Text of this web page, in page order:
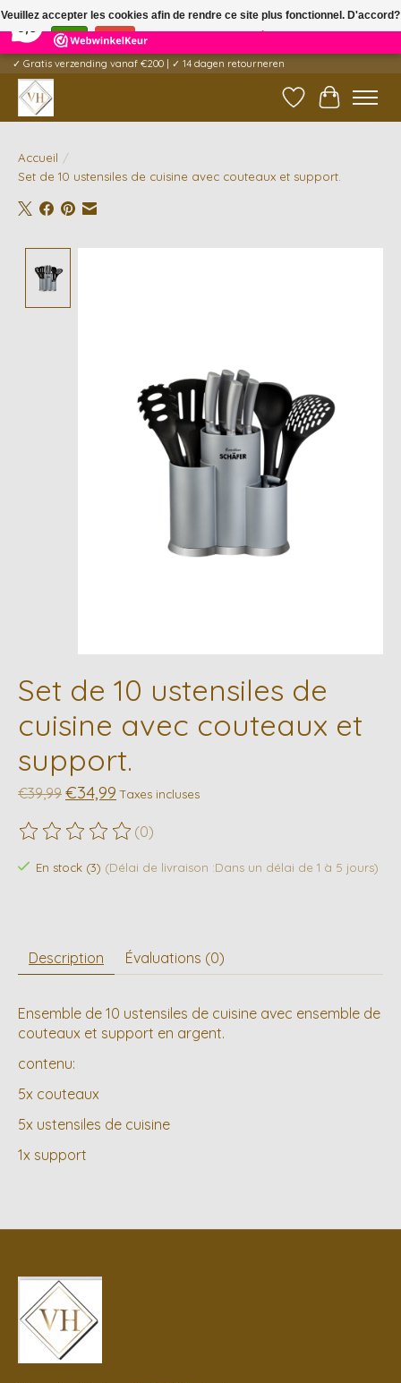
5 Reviews ×
✓ Gratis verzending vanaf €200 | ✓ 14 dagen retourneren
Liste dePanier
Accueil /
Set de 10 ustensiles de cuisine avec couteaux et support.
Set de 10 ustensiles de
cuisine avec couteaux et
support.
€39,99 €34,99 Taxes incluses
Ce produit est évalué à
(0)
En stock (3) (Délai de livraison :Dans un délai de 1 à 5 jours)
Description Évaluations (0)
Ensemble de 10 ustensiles de cuisine avec ensemble de
couteaux et support en argent.
contenu:
5x couteaux
5x ustensiles de cuisine
1x support
Veuillez accepter les cookies afin de rendre ce site plus fonctionnel. D'accord?
Oui
Non En savoir plus sur les témoins (cookies) »